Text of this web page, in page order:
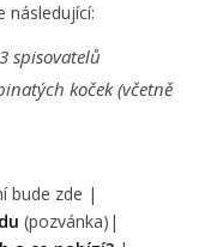
následující:
spisovatelů
koček (včetně
bude zde |
(pozvánka)|